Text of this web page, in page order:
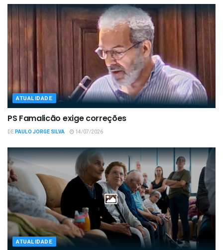
ATUALIDADE
PS Famalicão exige correções
DEPAULO JORGE SILVA 14/07/2026
ATUALIDADE